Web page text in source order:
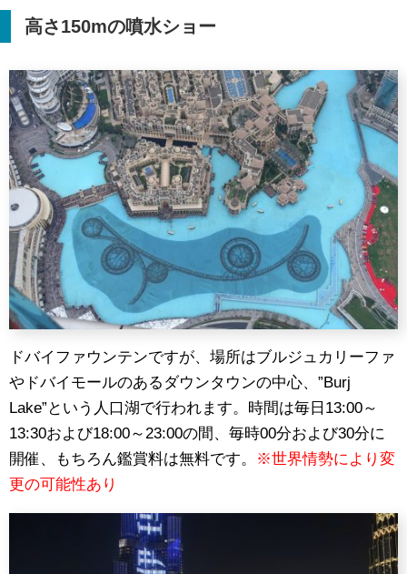
高さ150mの噴水ショー
ドバイファウンテンですが、場所はブルジュカリーファ
やドバイモールのあるダウンタウンの中心、”Burj
Lake”という人口湖で行われます。時間は毎日13:00～
13:30および18:00～23:00の間、毎時00分および30分に
開催、もちろん鑑賞料は無料です。
※世界情勢により変
更の可能性あり